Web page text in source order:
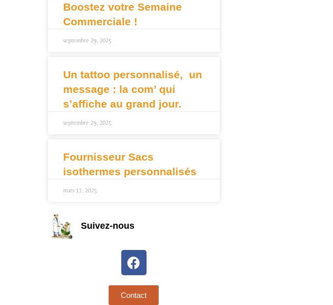
Boostez votre Semaine
Commerciale !
septembre 29, 2025
Un tattoo personnalisé, un
message : la com’ qui
s’affiche au grand jour.
septembre 29, 2025
Fournisseur Sacs
isothermes personnalisés
mars 17, 2025
Suivez-nous
Contact